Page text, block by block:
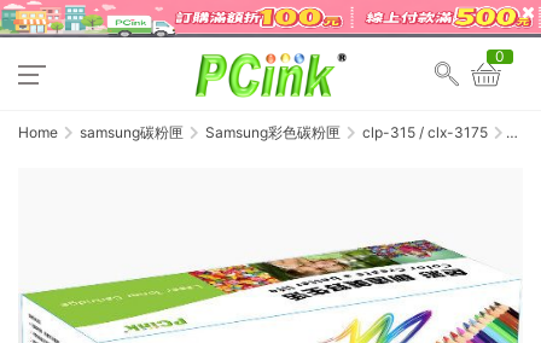
0
Home samsung碳粉匣 Samsung彩色碳粉匣
clp-315 / clx-3175
匣